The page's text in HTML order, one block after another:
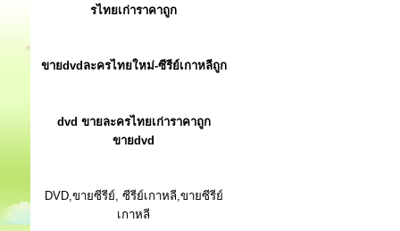
รไทยเก่าราคาถูก
ขายdvdละครไทยใหม่-ซีรีย์เกาหลีถูก
dvd ขายละครไทยเก่าราคาถูก
ขายdvd
DVD,ขายซีรีย์, ซีรีย์เกาหลี,ขายซีรีย์
เกาหลี